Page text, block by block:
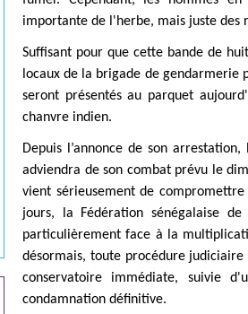
importante de l'herbe, mais juste des
Suffisant pour que cette bande de
locaux de la brigade de gendarmerie
seront présentés au parquet
chanvre indien.
Depuis l’annonce de son
adviendra de son combat prévu le
vient sérieusement de
jours, la Fédération sénégalaise
particulièrement face à la
désormais, toute procédure
conservatoire immédiate, suivie
condamnation définitive.